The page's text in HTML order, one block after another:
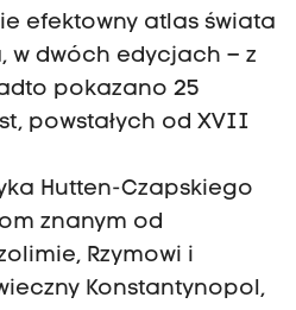
efektowny atlas świata
w dwóch edycjach – z
pokazano 25
powstałych od XVII
Hutten-Czapskiego
znanym od
Rzymowi i
Konstantynopol,